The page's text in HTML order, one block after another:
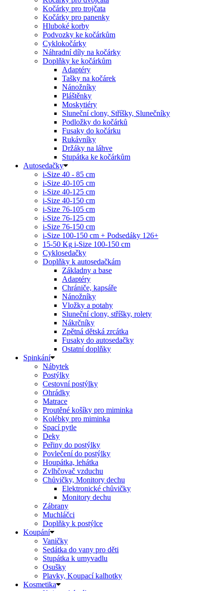
Kočárky pro trojčata
Kočárky pro panenky
Hluboké korby
Podvozky ke kočárkům
Cyklokočárky
Náhradní díly na kočárky
Doplňky ke kočárkům
Adaptéry
Tašky na kočárek
Nánožníky
Pláštěnky
Moskytiéry
Sluneční clony, Stříšky, Slunečníky
Podložky do kočárků
Fusaky do kočárku
Rukávníky
Držáky na láhve
Stupátka ke kočárkům
Autosedačky
i-Size 40 - 85 cm
i-Size 40-105 cm
i-Size 40-125 cm
i-Size 40-150 cm
i-Size 76-105 cm
i-Size 76-125 cm
i-Size 76-150 cm
i-Size 100-150 cm + Podsedáky 126+
15-50 Kg i-Size 100-150 cm
Cyklosedačky
Doplňky k autosedačkám
Základny a base
Adaptéry
Chrániče, kapsáře
Nánožníky
Vložky a potahy
Sluneční clony, stříšky, rolety
Nákrčníky
Zpětná dětská zrcátka
Fusaky do autosedačky
Ostatní doplňky
Spinkání
Nábytek
Postýlky
Cestovní postýlky
Ohrádky
Matrace
Proutěné košíky pro miminka
Kolébky pro miminka
Spací pytle
Deky
Peřiny do postýlky
Povlečení do postýlky
Houpátka, lehátka
Zvlhčovač vzduchu
Chůvičky, Monitory dechu
Elektronické chůvičky
Monitory dechu
Zábrany
Muchláčci
Doplňky k postýlce
Koupání
Vaničky
Sedátka do vany pro děti
Stupátka k umyvadlu
Osušky
Plavky, Koupací kalhotky
Kosmetika